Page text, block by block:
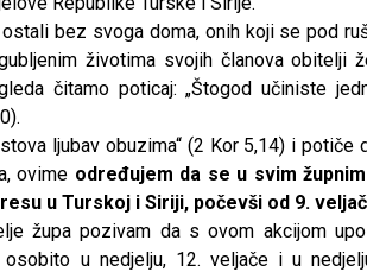
bez svoga doma, onih koji se pod
životima svojih članova obitelji
čitamo poticaj: „Štogod učiniste
ljubav obuzima“ (2 Kor 5,14) i potiče
ovime određujem da se u svim
u Turskoj i Siriji, počevši od 9.
župa pozivam da s ovom akcijom
osobito u nedjelju, 12. veljače i u